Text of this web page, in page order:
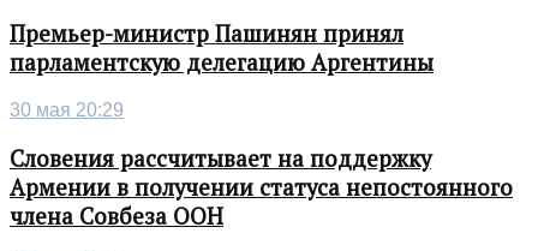
Премьер-министр Пашинян принял
парламентскую делегацию Аргентины
30 мая 20:29
Словения рассчитывает на поддержку
Армении в получении статуса непостоянного
члена Совбеза ООН